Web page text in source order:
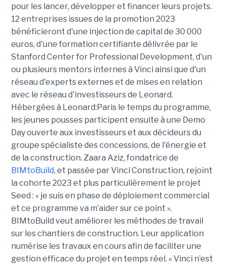
pour les lancer, développer et financer leurs projets.
12 entreprises issues de la promotion 2023
bénéficieront d'une injection de capital de 30 000
euros, d'une formation certifiante délivrée par le
Stanford Center for Professional Development, d'un
ou plusieurs mentors internes à Vinci ainsi que d'un
réseau d'experts externes et de mises en relation
avec le réseau d'investisseurs de Leonard.
Hébergées à Leonard:Paris le temps du programme,
les jeunes pousses participent ensuite à une Demo
Day ouverte aux investisseurs et aux décideurs du
groupe spécialiste des concessions, de l'énergie et
de la construction. Zaara Aziz, fondatrice de
BIMtoBuild, et passée par Vinci Construction, rejoint
la cohorte 2023 et plus particulièrement le projet
Seed : « je suis en phase de déploiement commercial
et ce programme va m’aider sur ce point ».
BIMtoBuild veut améliorer les méthodes de travail
sur les chantiers de construction. Leur application
numérise les travaux en cours afin de faciliter une
gestion efficace du projet en temps réel. « Vinci n’est